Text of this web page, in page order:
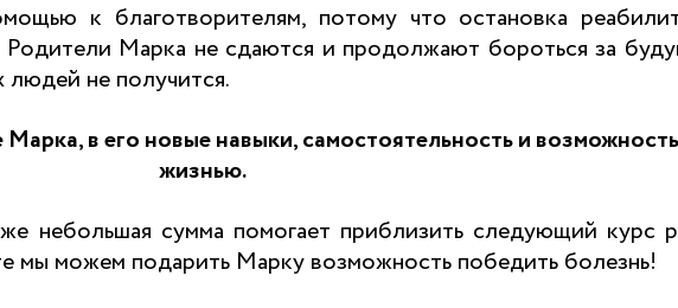
к благотворителям, потому что остановка
Родители Марка не сдаются и продолжают бороться за
не получится.
Марка, в его новые навыки, самостоятельность и
жизнью.
небольшая сумма помогает приблизить следующий курс
мы можем подарить Марку возможность победить болезнь!